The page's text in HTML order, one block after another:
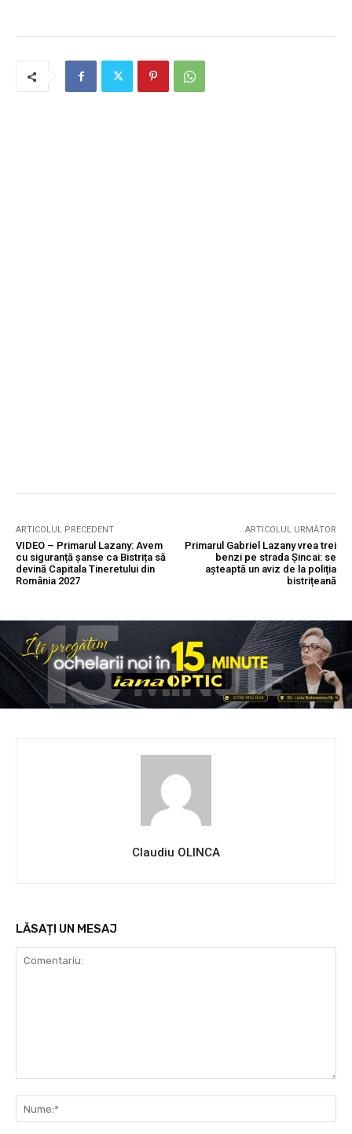
ARTICOLUL PRECEDENT
VIDEO – Primarul Lazany: Avem
cu siguranță șanse ca Bistrița să
devină Capitala Tineretului din
România 2027
ARTICOLUL URMĂTOR
Primarul Gabriel Lazany vrea trei
benzi pe strada Șincai: se
așteaptă un aviz de la poliția
bistrițeană
Claudiu OLINCA
LĂSAȚI UN MESAJ